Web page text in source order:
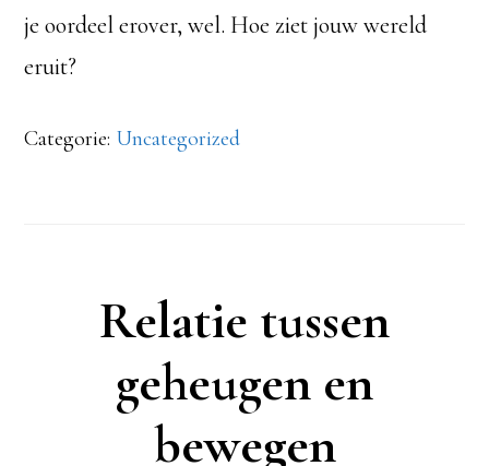
je oordeel erover, wel. Hoe ziet jouw wereld
eruit?
Categorie: Uncategorized
Relatie tussen
geheugen en
bewegen